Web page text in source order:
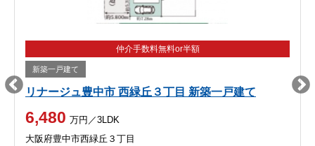
仲介手数料無料or半額
新築一戸建て
リナージュ豊中市 西緑丘３丁目 新築一戸建て
6,480 万円／3LDK
大阪府豊中市西緑丘３丁目